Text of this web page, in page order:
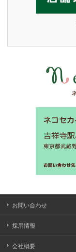
お問い合わせ
採用情報
会社概要